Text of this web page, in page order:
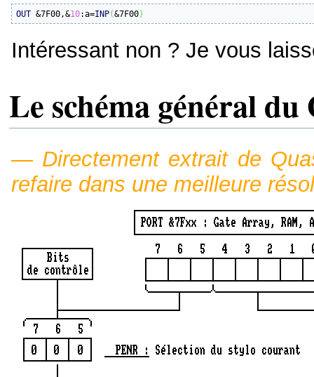
OUT &7F00,&10:a=INP(&7F00)
Intéressant non ? Je vous
Le schéma général
— Directement extrait de
refaire dans une meilleure